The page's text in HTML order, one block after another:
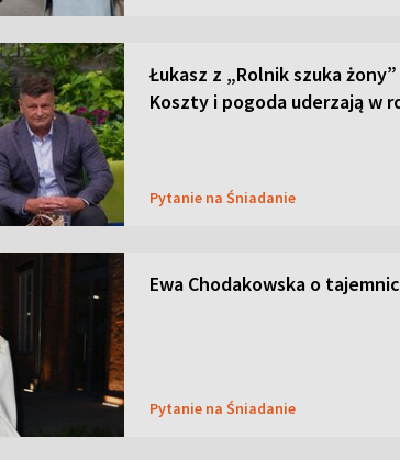
Łukasz z „Rolnik szuka
Koszty i pogoda uderzają w
Pytanie na Śniadanie
Ewa Chodakowska o
Pytanie na Śniadanie